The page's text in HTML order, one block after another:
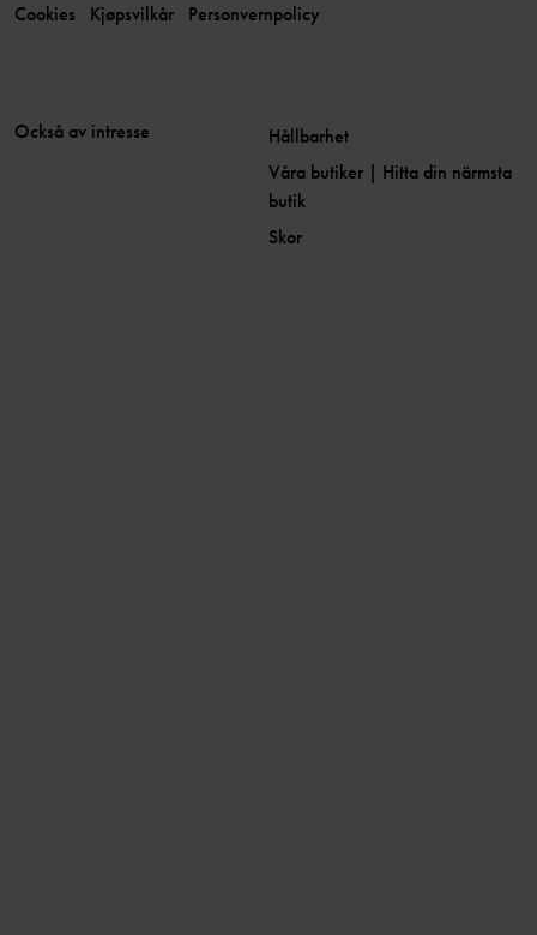
Cookies Kjøpsvilkår Personvernpolicy
Också av intresse
Hållbarhet
Våra butiker | Hitta din närmsta
butik
Skor